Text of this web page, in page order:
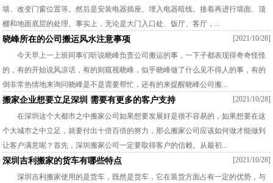
墙、改变门窗位置等。然后是安装电器插座、埋入电器暗线。接着再进行墙面、顶
棚和地面底层的处理。事实上，无论是大门入口处、饭厅、客厅，...
晓峰所在的公司搬运风水注意事项
[2021/10/28]
今天早上一上班同事们听说晓峰负责公司搬运的事，一下子都表现得奇奇怪怪
的，有的开始说风凉话，有的则窥视晓峰，似乎晓峰做了什么见不得人的事，有的
倒非常热情地来询问晓峰是不是需要帮忙，还有的来提醒晓峰公司搬...
搬家企业想要立足深圳 需要有更多的客户支持
[2021/10/28]
在深圳这个大都市之中搬家公司如果想要发展好是很不容易的，如果想要在这
个大城市之中立足，就要付出十倍百倍的努力，那么搬家公司应该如何做才能做到
让客户满意呢？首先，深圳搬家公司一定要取得客户的信赖。从最初...
深圳吉利搬家的货车有哪些特点
[2021/10/28]
深圳吉利搬家使用的是货车，既然是货车，它在装货方面占有一定的优势，与